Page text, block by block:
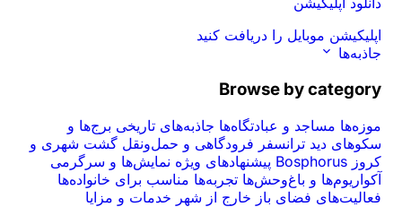
کنید
جاذبه‌های تاریخیبرج‌ها و
و حمل‌ونقلگشت شهری و
ویژهنمایش‌ها و سرگرمی
تجربه‌هامناسب برای خانواده‌ها
از شهرخدمات و مزایا